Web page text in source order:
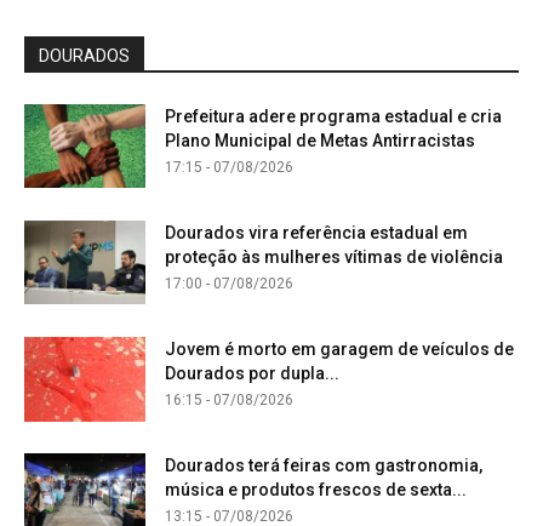
DOURADOS
Prefeitura adere programa estadual e cria
Plano Municipal de Metas Antirracistas
17:15 - 07/08/2026
Dourados vira referência estadual em
proteção às mulheres vítimas de violência
17:00 - 07/08/2026
Jovem é morto em garagem de veículos de
Dourados por dupla...
16:15 - 07/08/2026
Dourados terá feiras com gastronomia,
música e produtos frescos de sexta...
13:15 - 07/08/2026